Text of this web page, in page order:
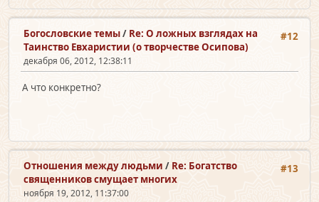
#12
Богословские темы/ Re: О ложных взглядах на
Таинство Евхаристии (о творчестве Осипова)
декабря 06, 2012, 12:38:11
А что конкретно?
#13
Отношения между людьми / Re: Богатство
священников смущает многих
ноября 19, 2012, 11:37:00